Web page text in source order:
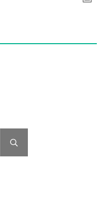
Submit search